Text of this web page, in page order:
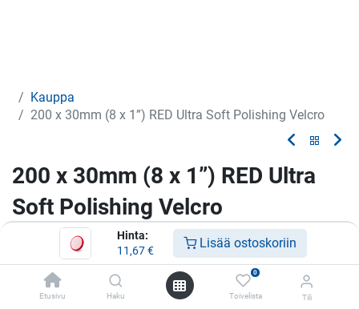
Hinta:
11,67€ Lisää ostoskoriin
Etusivu Haku
0
Toivelista Tili
Kauppa
200 x 30mm (8 x 1”) RED Ultra Soft Polishing Velcro
200 x 30mm (8 x 1”) RED Ultra
Soft Polishing Velcro
Vaahtomuovilaikka
11,67€